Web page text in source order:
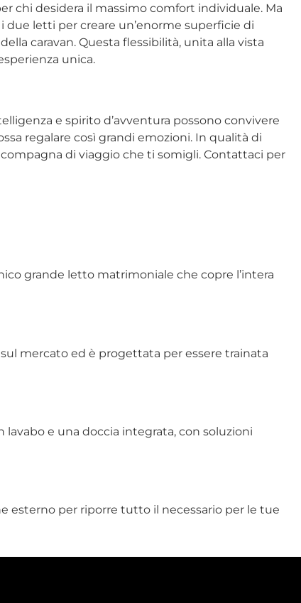
chi desidera il massimo comfort individuale. Ma
due letti per creare un’enorme superficie di
caravan. Questa flessibilità, unita alla vista
unica.
e spirito d’avventura possono convivere
regalare così grandi emozioni. In qualità di
di viaggio che ti somigli. Contattaci per
grande letto matrimoniale che copre l’intera
mercato ed è progettata per essere trainata
e una doccia integrata, con soluzioni
esterno per riporre tutto il necessario per le tue